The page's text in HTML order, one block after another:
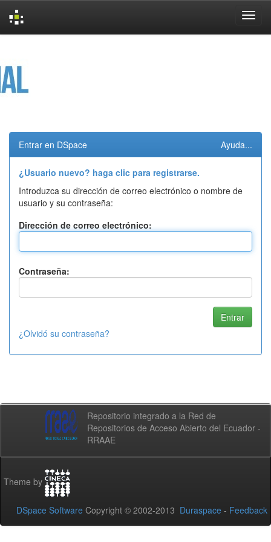
Entrar en DSpace Ayuda...
¿Usuario nuevo? haga clic para registrarse.
Introduzca su dirección de correo electrónico o nombre de
usuario y su contraseña:
Dirección de correo electrónico:
Contraseña:
¿Olvidó su contraseña?
Repositorio integrado a la Red de
Repositorios de Acceso Abierto del Ecuador -
RRAAE
Theme by
DSpace Software Copyright © 2002-2013 Duraspace - Feedback